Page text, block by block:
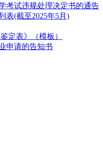
考试违规处理决定书的通告
表(截至2025年5月)
定表》（模板）
申请的告知书